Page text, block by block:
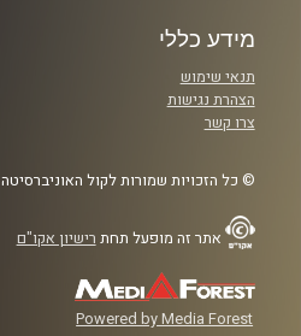
מידע כללי
תנאי שימוש
הצהרת נגישות
צרו קשר
© כל הזכויות שמורות לקול האוניברסיטה
אתר זה מופעל תחת רישיון אקו"ם
Powered by Media Forest